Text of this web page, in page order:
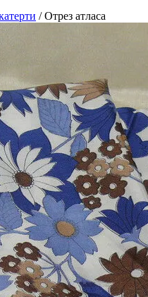
/ Отрез атласа